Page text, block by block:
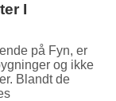
I
på Fyn, er
og ikke
Blandt de